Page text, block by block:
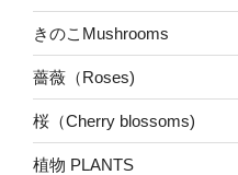
きのこMushrooms
薔薇（Roses)
桜（Cherry blossoms)
植物 PLANTS